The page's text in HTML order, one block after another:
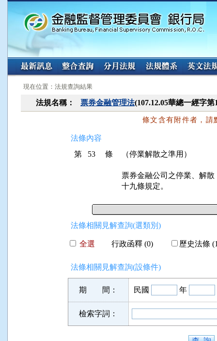
:::
現在位置：法規查詢結果
法規名稱： 票券金融管理法(107.12.05華總一經字
條文含有附件者，請
法條內容
第 53 條
（停業解散之準用）
票券金融公司之停業、解
十九條規定。
法條相關見解查詢(選類別)
全選 行政函釋 (0) 歷史法條
法條相關見解查詢(設條件)
期 間： 民國 年
檢索字詞：